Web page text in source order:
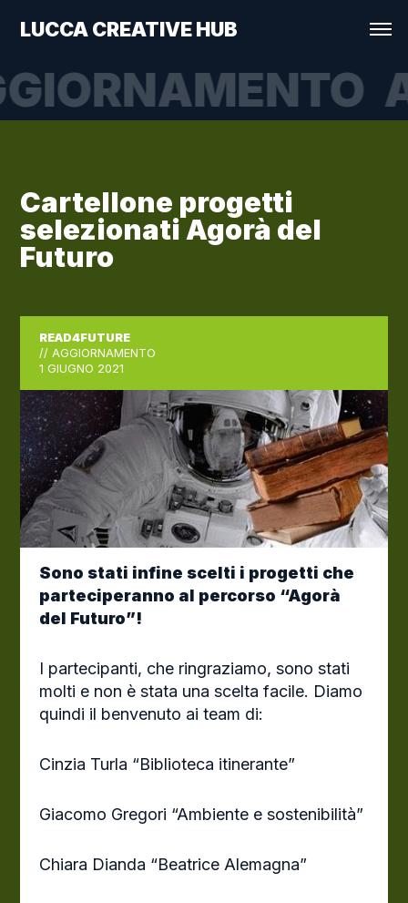
LUCCA CREATIVE HUB
Cartellone progetti
selezionati Agorà del
Futuro
READ4FUTURE
// AGGIORNAMENTO
1 GIUGNO 2021
Sono stati infine scelti i progetti che
parteciperanno al percorso “Agorà
del Futuro”!
I partecipanti, che ringraziamo, sono stati
molti e non è stata una scelta facile. Diamo
quindi il benvenuto ai team di:
Cinzia Turla “Biblioteca itinerante”
Giacomo Gregori “Ambiente e sostenibilità”
Chiara Dianda “Beatrice Alemagna”